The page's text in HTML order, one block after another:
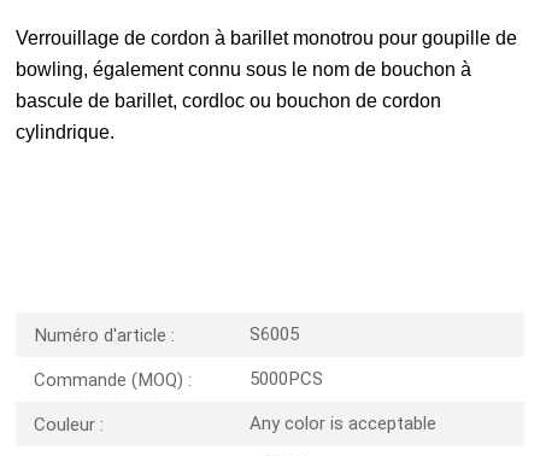
Verrouillage de cordon à barillet monotrou pour goupille de
bowling, également connu sous le nom de bouchon à
bascule de barillet, cordloc ou bouchon de cordon
cylindrique.
Numéro d'article : S6005
Commande (MOQ) : 5000PCS
Couleur : Any color is acceptable